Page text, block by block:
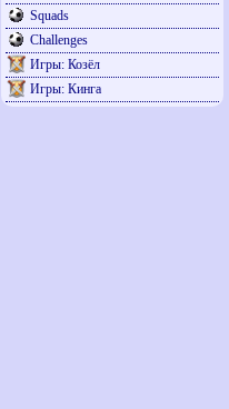
Squads
Challenges
Игры: Козёл
Игры: Кинга